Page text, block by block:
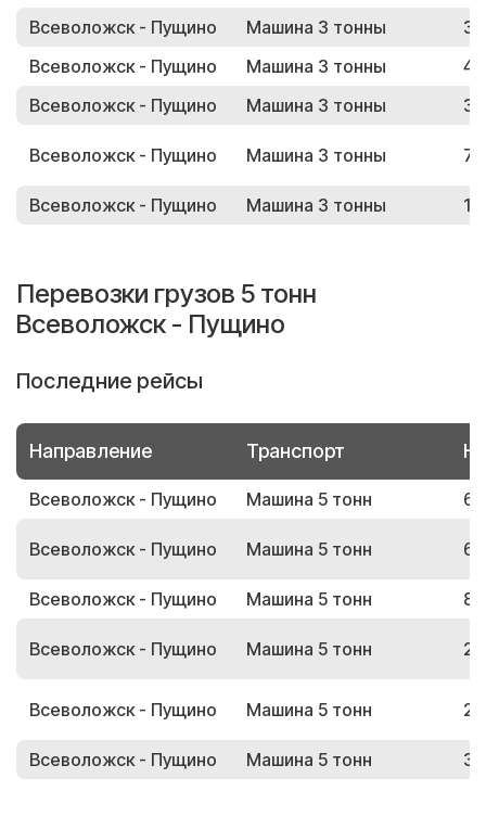
Всеволожск - Пущино
Машина 3 тонны
Всеволожск - Пущино
Машина 3 тонны
Всеволожск - Пущино
Машина 3 тонны
Всеволожск - Пущино Машина 3 тонны
Всеволожск - Пущино Машина 3 тонны
Перевозки грузов 5 тонн
Всеволожск - Пущино
Последние рейсы
Направление Транспорт
Всеволожск - Пущино Машина 5 тонн
Всеволожск - Пущино Машина 5 тонн
Всеволожск - Пущино Машина 5 тонн
Всеволожск - Пущино Машина 5 тонн
Всеволожск - Пущино Машина 5 тонн
Всеволожск - Пущино Машина 5 тонн